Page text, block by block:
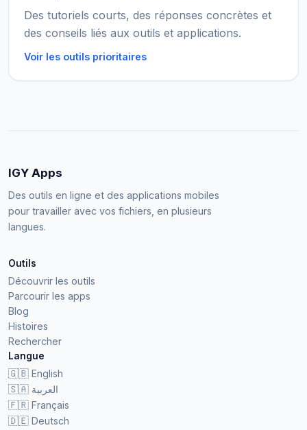
Des tutoriels courts, des réponses concrètes et
des conseils liés aux outils et applications.
Voir les outils prioritaires
IGY Apps
Des outils en ligne et des applications mobiles
pour travailler avec vos fichiers, en plusieurs
langues.
Outils
Découvrir les outils
Parcourir les apps
Blog
Histoires
Rechercher
Langue
🇬🇧 English
🇸🇦 العربية
🇫🇷 Français
🇩🇪 Deutsch